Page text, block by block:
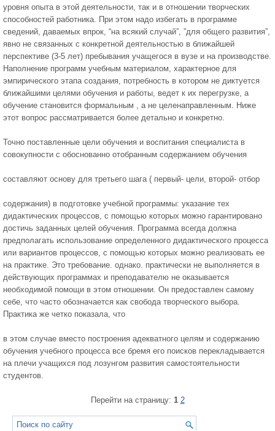
уровня опыта в этой деятельности, так и в отношении творческих
способностей работника. При этом надо избегать в программе
сведений, даваемых впрок, “на всякий случай”, ”для общего развития”,
явно не связанных с конкретной деятельностью в ближайшей
перспективе (3-5 лет) пребывания учащегося в вузе и на производстве.
Наполнение программ учебным материалом, характерное для
эмпирического этапа создания, потребность в котором не диктуется
ближайшими целями обучения и работы, ведет к их перегрузке, а
обучение становится формальным , а не целенаправленным. Ниже
этот вопрос рассматривается более детально и конкретно.
Точно поставленные цели обучения и воспитания специалиста в
совокупности с обоснованно отобранным содержанием обучения
составляют основу для третьего шага ( первый- цели, второй- отбор
содержания) в подготовке учебной программы: указание тех
дидактических процессов, с помощью которых можно гарантировано
достичь заданных целей обучения. Программа всегда должна
предполагать использование определенного дидактического процесса
или вариантов процессов, с помощью которых можно реализовать ее
на практике. Это требование. однако. практически не выполняется в
действующих программах и преподавателю не оказывается
необходимой помощи в этом отношении. Он предоставлен самому
себе, что часто обозначается как свобода творческого выбора.
Практика же четко показала, что
в этом случае вместо построения адекватного целям и содержанию
обучения учебного процесса все бремя его поисков перекладывается
на плечи учащихся под лозунгом развития самостоятельности
студентов.
Перейти на страницу: 1 2